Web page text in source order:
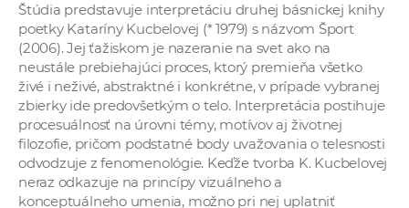
r
a
o
v
n
í
k
Štúdia predstavuje interpretáciu druhej básnickej knihy
poetky Kataríny Kucbelovej (* 1979) s názvom Šport
(2006). Jej ťažiskom je nazeranie na svet ako na
neustále prebiehajúci proces, ktorý premieňa všetko
živé i neživé, abstraktné i konkrétne, v prípade vybranej
zbierky ide predovšetkým o telo. Interpretácia postihuje
procesuálnosť na úrovni témy, motívov aj životnej
filozofie, pričom podstatné body uvažovania o telesnosti
odvodzuje z fenomenológie. Keďže tvorba K. Kucbelovej
neraz odkazuje na princípy vizuálneho a
konceptuálneho umenia, možno pri nej uplatniť